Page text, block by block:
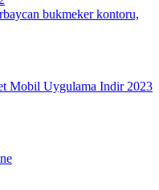
bukmeker kontoru,
Mobil Uygulama Indir 2023